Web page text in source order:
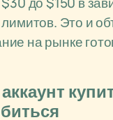
Это и
на рынке